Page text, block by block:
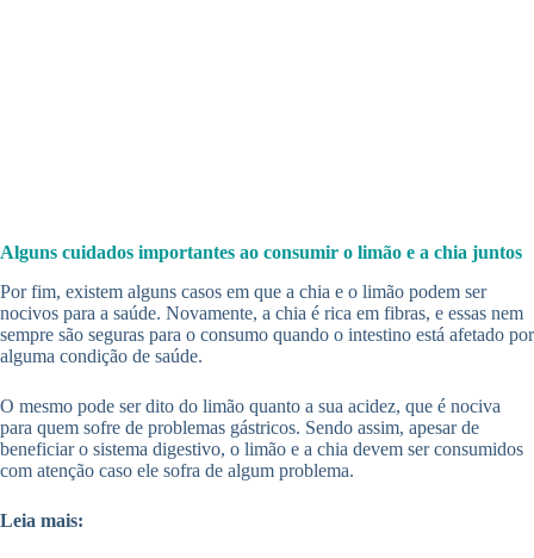
Alguns cuidados importantes ao consumir o limão e a chia juntos
Por fim, existem alguns casos em que a chia e o limão podem ser
nocivos para a saúde. Novamente, a chia é rica em fibras, e essas nem
sempre são seguras para o consumo quando o intestino está afetado por
alguma condição de saúde.
O mesmo pode ser dito do limão quanto a sua acidez, que é nociva
para quem sofre de problemas gástricos. Sendo assim, apesar de
beneficiar o sistema digestivo, o limão e a chia devem ser consumidos
com atenção caso ele sofra de algum problema.
Leia mais: